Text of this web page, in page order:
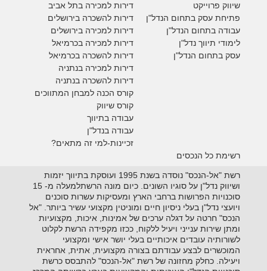
דירות למכירה בתל אביב
דירות להשכרה בירושלים
דירות למכירה בירושלים
דירות למכירה בכרמיאל
דירות להשכרה בכרמיאל
דירות למכירה בנתניה
דירות להשכרה בנתניה
קורס הכנה למבחן המתווכים
קורס שיווק
עבודה בתיווך
עבודה בנדל"ן
זכיינות-למי זה מתאים?
שיווק פרוייקט
פתיחת עסק בתחום הנדל"ן
עבודה בתחום הנדל"ן
לימודי תיווך נדל"ן
עסק בתחום הנדל"ן
רשימת כל הנכסים
רשת "אל-הנכס" נוסדה בשנת 1995 ועוסקת בתיווך יזמות
ושיווק נדל"ן על סוגיו השונים. כיום מונה הרשתלמעלה מ- 15
סוכנויות הפרושות ברחבי הארץ ומעסיקות עשרות סוכנים
ויועצי נדל"ן בעלי ניסיון חיים ומוניטין מקצועי עשיר ביותר. "אל
הנכס" חרטה על דגלה ערכים של אמינות, איכות, מקצועיות
ומתן שירות ענייני ויעיל ללקוח, ככזו מקפידה הרשת לקלוט
לשורותיה עובדים איכותיים בעלי יושר אישי ומקצועי
המוכשרים לבצע עבודתם בצורה מקצועית, אתית, אחראית
ויעילה. כחלק מחזונה של רשת "אל-הנכס" להתבסס כרשת